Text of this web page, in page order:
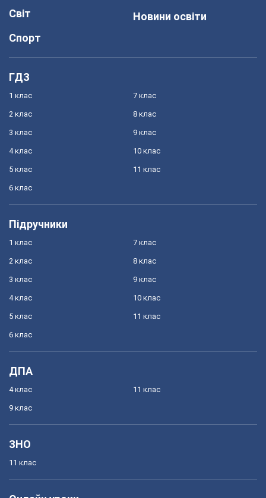
Світ
Спорт
Новини освіти
ГДЗ
1 клас
2 клас
3 клас
4 клас
5 клас
6 клас
7 клас
8 клас
9 клас
10 клас
11 клас
Підручники
1 клас
2 клас
3 клас
4 клас
5 клас
6 клас
7 клас
8 клас
9 клас
10 клас
11 клас
ДПА
4 клас
9 клас
11 клас
ЗНО
11 клас